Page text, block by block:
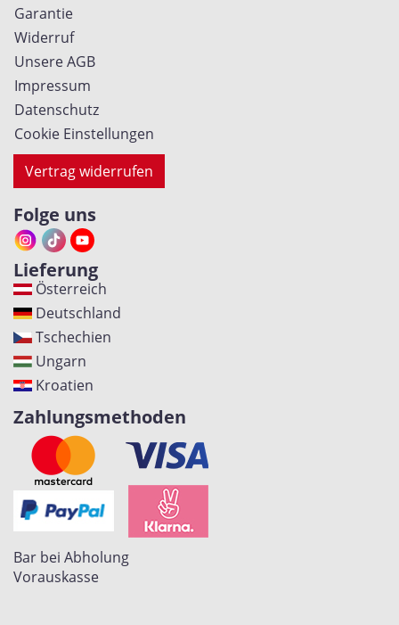
Garantie
Widerruf
Unsere AGB
Impressum
Datenschutz
Cookie Einstellungen
Vertrag widerrufen
Folge uns
Lieferung
Österreich
Deutschland
Tschechien
Ungarn
Kroatien
Zahlungsmethoden
Bar bei Abholung
Vorauskasse